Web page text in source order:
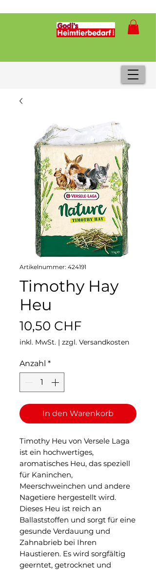
Artikelnummer: 424191
Timothy Hay
Heu
10,50 CHFPreis
inkl. MwSt. | zzgl. Versandkosten
Anzahl *
In den Warenkorb
Timothy Heu von Versele Laga
ist ein hochwertiges,
aromatisches Heu, das speziell
für Kaninchen,
Meerschweinchen und andere
Nagetiere hergestellt wird.
Dieses Heu ist reich an
Ballaststoffen und sorgt für eine
gesunde Verdauung und
Zahnabrieb bei Ihren
Haustieren. Es wird sorgfältig
geerntet, getrocknet und